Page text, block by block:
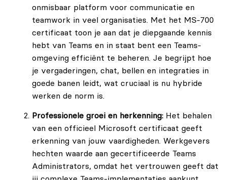
onmisbaar platform voor communicatie en
teamwork in veel organisaties. Met het MS-700
certificaat toon je aan dat je diepgaande kennis
hebt van Teams en in staat bent een Teams-
omgeving efficiënt te beheren. Je begrijpt hoe
je vergaderingen, chat, bellen en integraties in
goede banen leidt, wat cruciaal is nu hybride
werken de norm is.
Professionele groei en herkenning: Het behalen
van een officieel Microsoft certificaat geeft
erkenning van jouw vaardigheden. Werkgevers
hechten waarde aan gecertificeerde Teams
Administrators, omdat het vertrouwen geeft dat